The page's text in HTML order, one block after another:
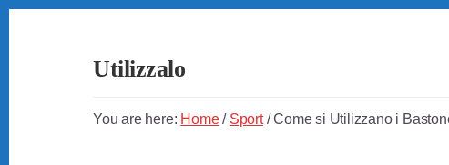
Utilizzalo
su
You are here: Home / Sport /Come si Utilizzano i